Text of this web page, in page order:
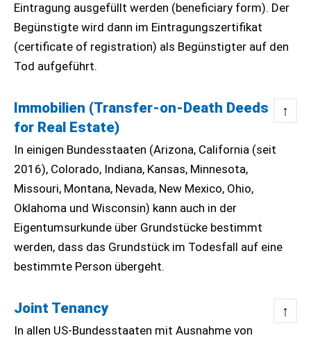
Eintragung ausgefüllt werden (beneficiary form). Der
Begünstigte wird dann im Eintragungszertifikat
(certificate of registration) als Begünstigter auf den
Tod aufgeführt.
↑
Immobilien (Transfer-on-Death Deeds
for Real Estate)
In einigen Bundesstaaten (Arizona, California (seit
2016), Colorado, Indiana, Kansas, Minnesota,
Missouri, Montana, Nevada, New Mexico, Ohio,
Oklahoma und Wisconsin) kann auch in der
Eigentumsurkunde über Grundstücke bestimmt
werden, dass das Grundstück im Todesfall auf eine
bestimmte Person übergeht.
↑
Joint Tenancy
In allen US-Bundesstaaten mit Ausnahme von